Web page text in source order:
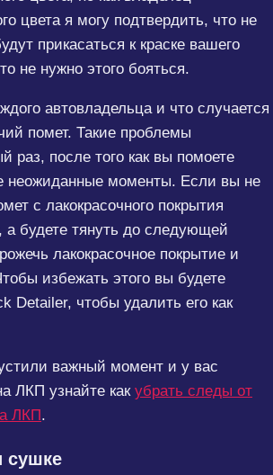
цвета я могу подтвердить, что не
прикасаться к краске вашего
не нужно этого бояться.
автовладельца и что случается
помет. Такие проблемы
раз, после того как вы помоете
моменты. Если вы не
с лакокрасочного покрытия
а будете тянуть до следующей
лакокрасочное покрытие и
избежать этого вы будете
Detailer, чтобы удалить его как
важный момент и у вас
ЛКП узнайте как убрать следы от
ЛКП.
сушке